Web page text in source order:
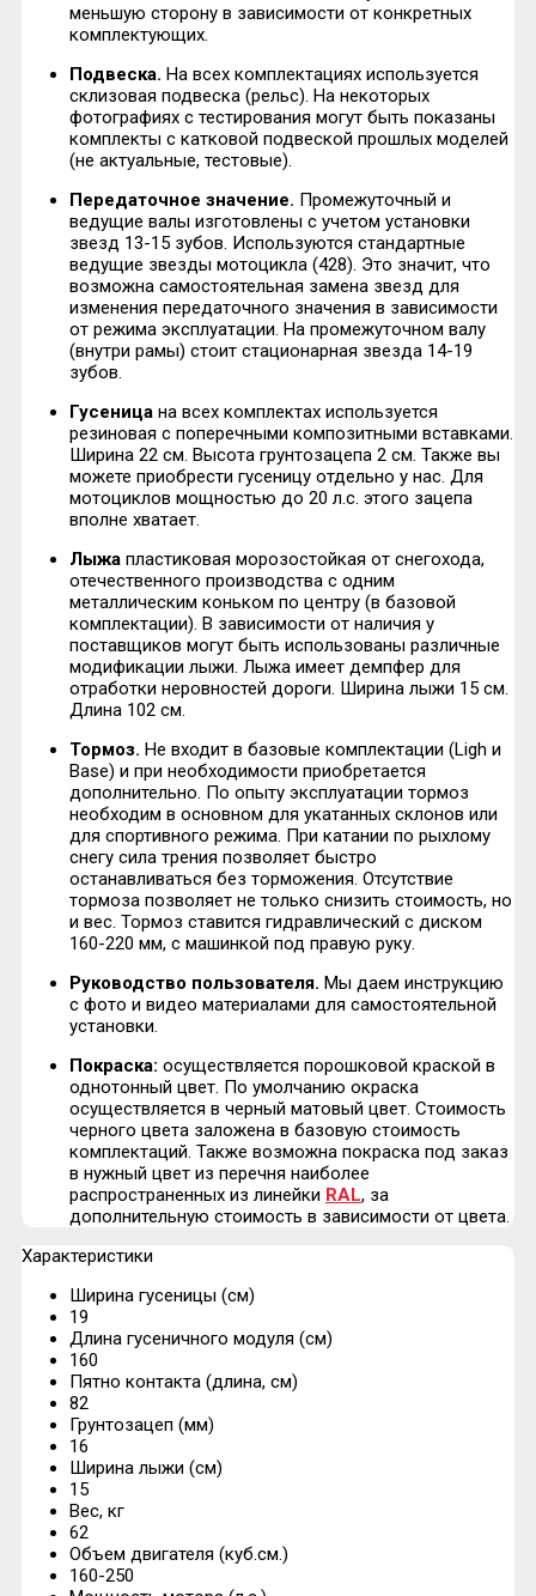
меньшую сторону в зависимости от конкретных
комплектующих.
Подвеска. На всех комплектациях используется
склизовая подвеска (рельс). На некоторых
фотографиях с тестирования могут быть показаны
комплекты с катковой подвеской прошлых моделей
(не актуальные, тестовые).
Передаточное значение. Промежуточный и
ведущие валы изготовлены с учетом установки
звезд 13-15 зубов. Используются стандартные
ведущие звезды мотоцикла (428). Это значит, что
возможна самостоятельная замена звезд для
изменения передаточного значения в зависимости
от режима эксплуатации. На промежуточном валу
(внутри рамы) стоит стационарная звезда 14-19
зубов.
Гусеница на всех комплектах используется
резиновая с поперечными композитными вставками.
Ширина 22 см. Высота грунтозацепа 2 см. Также вы
можете приобрести гусеницу отдельно у нас. Для
мотоциклов мощностью до 20 л.с. этого зацепа
вполне хватает.
Лыжа пластиковая морозостойкая от снегохода,
отечественного производства с одним
металлическим коньком по центру (в базовой
комплектации). В зависимости от наличия у
поставщиков могут быть использованы различные
модификации лыжи. Лыжа имеет демпфер для
отработки неровностей дороги. Ширина лыжи 15 см.
Длина 102 см.
Тормоз. Не входит в базовые комплектации (Ligh и
Base) и при необходимости приобретается
дополнительно. По опыту эксплуатации тормоз
необходим в основном для укатанных склонов или
для спортивного режима. При катании по рыхлому
снегу сила трения позволяет быстро
останавливаться без торможения. Отсутствие
тормоза позволяет не только снизить стоимость, но
и вес. Тормоз ставится гидравлический с диском
160-220 мм, с машинкой под правую руку.
Руководство пользователя. Мы даем инструкцию
с фото и видео материалами для самостоятельной
установки.
Покраска: осуществляется порошковой краской в
однотонный цвет. По умолчанию окраска
осуществляется в черный матовый цвет. Стоимость
черного цвета заложена в базовую стоимость
комплектаций. Также возможна покраска под заказ
в нужный цвет из перечня наиболее
распространенных из линейки RAL, за
дополнительную стоимость в зависимости от цвета.
Характеристики
Ширина гусеницы (см)
19
Длина гусеничного модуля (см)
160
Пятно контакта (длина, см)
82
Грунтозацеп (мм)
16
Ширина лыжи (см)
15
Вес, кг
62
Объем двигателя (куб.см.)
160-250